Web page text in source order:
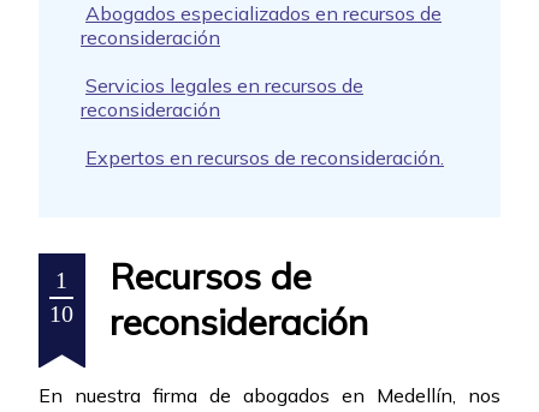
Abogados especializados en recursos de
reconsideración
Servicios legales en recursos de
reconsideración
Expertos en recursos de reconsideración.
1
10
Recursos de
reconsideración
En nuestra firma de abogados en Medellín, nos